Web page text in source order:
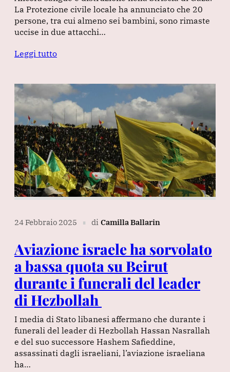
La Protezione civile locale ha annunciato che 20
persone, tra cui almeno sei bambini, sono rimaste
uccise in due attacchi…
Leggi tutto
24 Febbraio 2025 ∎ di Camilla Ballarin
Aviazione israele ha sorvolato
a bassa quota su Beirut
durante i funerali del leader
di Hezbollah
I media di Stato libanesi affermano che durante i
funerali del leader di Hezbollah Hassan Nasrallah
e del suo successore Hashem Safieddine,
assassinati dagli israeliani, l’aviazione israeliana
ha…